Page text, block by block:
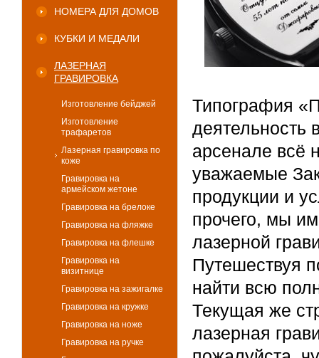
НОМЕРА ДЛЯ ДОМОВ
КУБКИ И МЕДАЛИ
ЛАЗЕРНАЯ
ГРАВИРОВКА
Изготовление бейджей
Изготовление
трафаретов
Лазерная гравировка по
коже
Гравировка на
армейском жетоне
Гравировка на брелоке
Гравировка на фляжке
Гравировка на флешке
Гравировка на
визитнице
Гравировка на зажигалке
Гравировка на кружке
Гравировка на ноже
Гравировка на ручке
Типография
деятельность
арсенале всё
уважаемые
продукции и
прочего, мы
лазерной
Путешествуя
найти всю
Текущая же
лазерная